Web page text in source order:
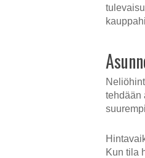
tehdään
Kun tila